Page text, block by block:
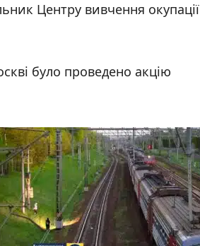
Центру вивчення окупації
було проведено акцію